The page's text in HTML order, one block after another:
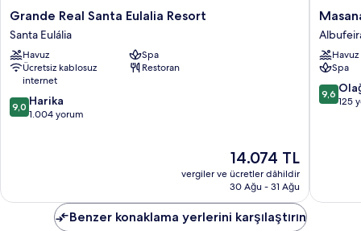
Grande
Real
Santa
Eulalia
Resort
Santa
Eulália
Grande Real Santa Eulalia Resort
Santa Eulália
Havuz
Spa
Ücretsiz kablosuz
internet
Restoran
10
üzerinden
9,0 Harika
1.004 yorum
Güncel
fiyat:
14.074 TL
14.074 TL
vergiler ve ücretler dâhildir
30 Ağu - 31 Ağu
Masana
Algarve,
a
by
Hyatt
Havuz
Spa
10
9,6
125
Benzer konaklama yerlerini karşılaştırın